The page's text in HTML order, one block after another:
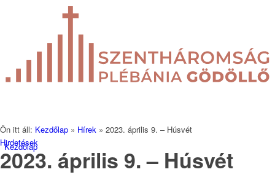
Kezdőlap
Ön itt áll: Kezdőlap » Hírek » 2023. április 9. – Húsvét
Hirdetések
2023. április 9. – Húsvét